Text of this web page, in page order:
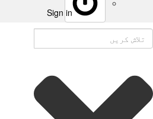
Sign in